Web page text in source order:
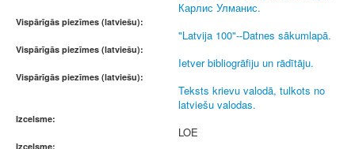
Карлис Улманис.
Vispārīgās piezīmes (latviešu):
"Latvija 100"--Datnes sākumlapā.
Vispārīgās piezīmes (latviešu):
Ietver bibliogrāfiju un rādītāju.
Vispārīgās piezīmes (latviešu):
Teksts krievu valodā, tulkots no
latviešu valodas.
Izcelsme:
LOE
Izcelsme: